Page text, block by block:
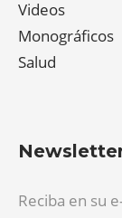
Videos
Monográficos
Salud
Reciba en su